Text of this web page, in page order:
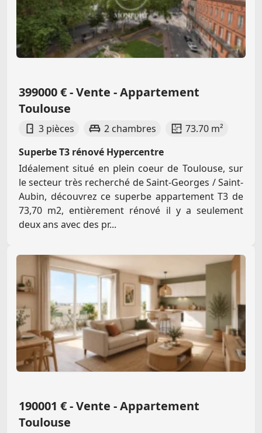
399000 € - Vente - Appartement
Toulouse
3 pièces 2 chambres
73.70 m²
Superbe T3 rénové Hypercentre
Idéalement situé en plein coeur de Toulouse, sur
le secteur très recherché de Saint-Georges / Saint-
Aubin, découvrez ce superbe appartement T3 de
73,70 m2, entièrement rénové il y a seulement
deux ans avec des pr...
190001 € - Vente - Appartement
Toulouse